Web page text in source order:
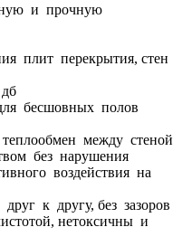
и прочную
плит перекрытия, стен
бесшовных полов
между стеной
без нарушения
воздействия на
к другу, без зазоров
нетоксичны и